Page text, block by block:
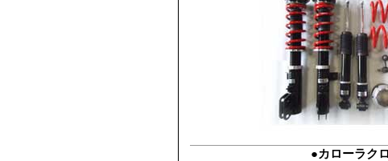
●カローラク